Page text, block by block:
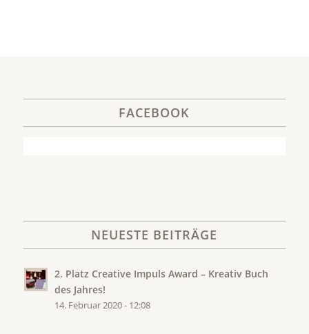
FACEBOOK
NEUESTE BEITRÄGE
2. Platz Creative Impuls Award – Kreativ Buch
des Jahres!
14. Februar 2020 - 12:08